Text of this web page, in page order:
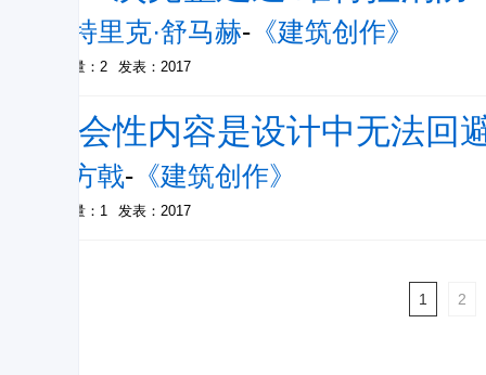
帕特里克·舒马赫- 《建筑创作》
被引量：2 发表：2017
社会性内容是设计中无法回
王方戟- 《建筑创作》
被引量：1 发表：2017
1 2